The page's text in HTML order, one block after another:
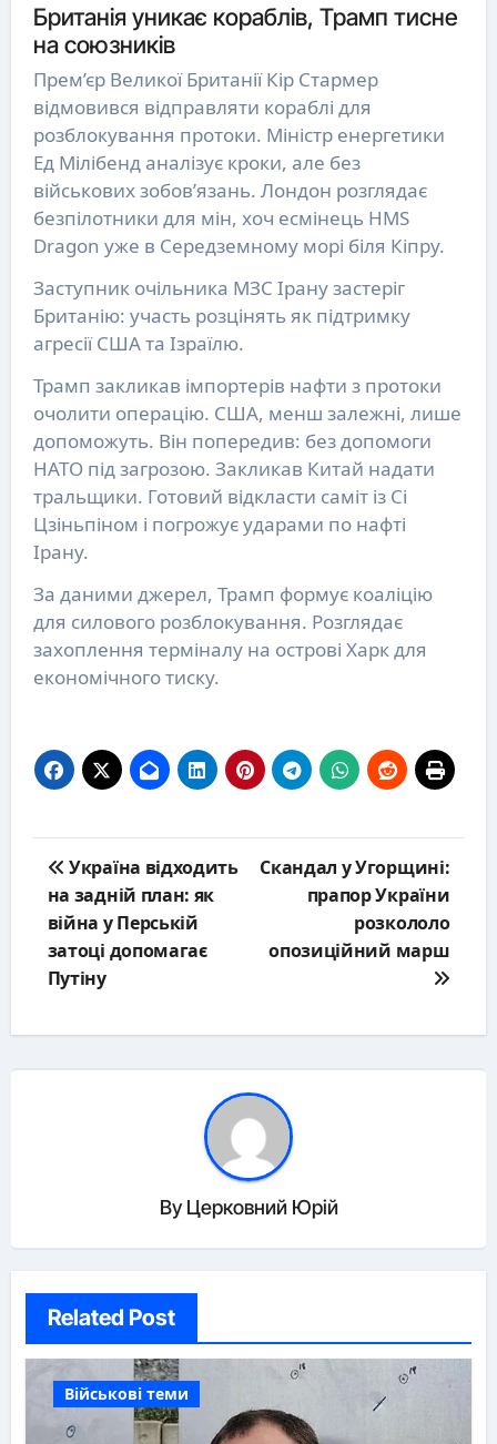
Британія уникає кораблів, Трамп тисне
на союзників
Прем’єр Великої Британії Кір Стармер
відмовився відправляти кораблі для
розблокування протоки. Міністр енергетики
Ед Мілібенд аналізує кроки, але без
військових зобов’язань. Лондон розглядає
безпілотники для мін, хоч есмінець HMS
Dragon уже в Середземному морі біля Кіпру.
Заступник очільника МЗС Ірану застеріг
Британію: участь розцінять як підтримку
агресії США та Ізраїлю.
Трамп закликав імпортерів нафти з протоки
очолити операцію. США, менш залежні, лише
допоможуть. Він попередив: без допомоги
НАТО під загрозою. Закликав Китай надати
тральщики. Готовий відкласти саміт із Сі
Цзіньпіном і погрожує ударами по нафті
Ірану.
За даними джерел, Трамп формує коаліцію
для силового розблокування. Розглядає
захоплення терміналу на острові Харк для
економічного тиску.
navigation
Україна відходить
на задній план: як
війна у Перській
затоці допомагає
Путіну
Скандал у Угорщині:
прапор України
розкололо
опозиційний марш
By Церковний Юрій
Related Post
Військові теми